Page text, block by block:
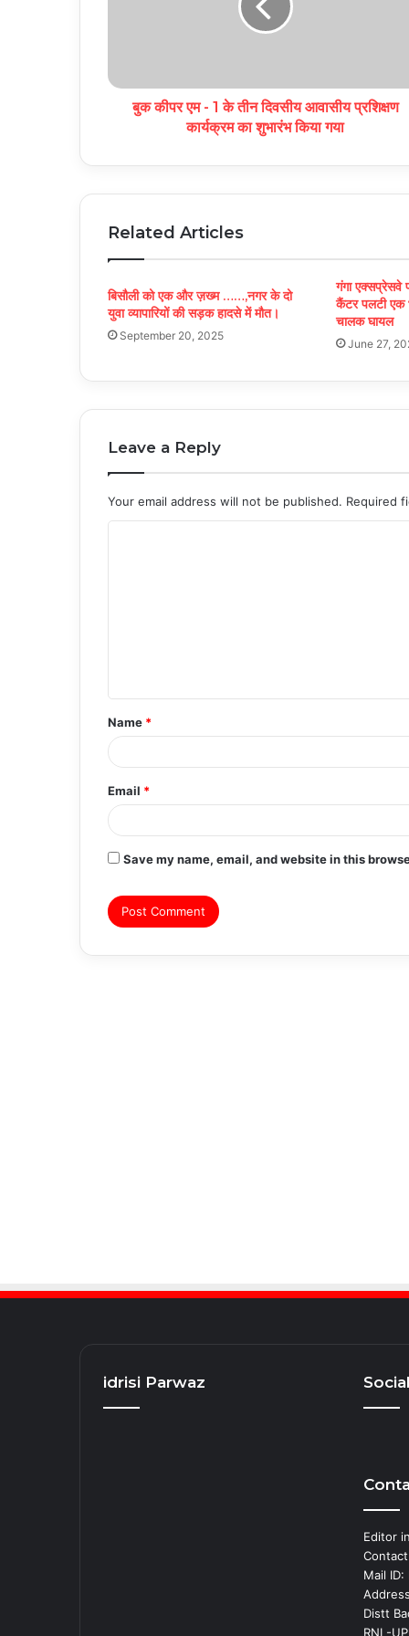
k
बुक कीपर एम - 1 के तीन दिवसीय आवासीय प्रशिक्षण
कार्यक्रम का शुभारंभ किया गया
Related Articles
बिसौली को एक और ज़ख्म ……,नगर के दो
युवा व्यापारियों की सड़क हादसे में मौत।
September 20, 2025
गंगा एक्सप्रेसवे
कैंटर पलटी एक
चालक घायल
June 27,
Leave a Reply
Your email address will not be published. Required
t
*
Name *
Email *
Save my name, email, and website in this
idrisi Parwaz
Editor
Mail ID:
Distt
RNI -